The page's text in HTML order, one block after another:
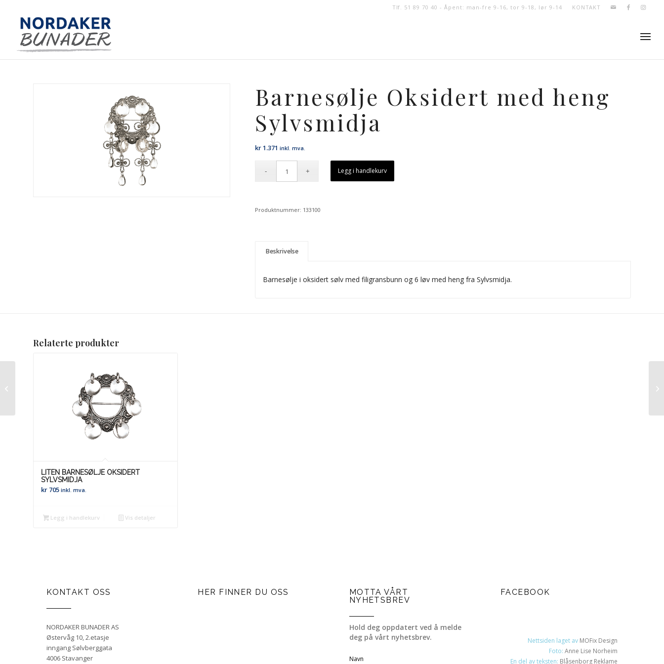
KONTAKT
Tlf. 51 89 70 40 - Åpent: man-fre 9-16, tor 9-18, lør 9-14
Barnesølje Oksidert med heng
Sylvsmidja
kr1.371 inkl. mva.
Legg i handlekurv
Produktnummer: 133100
Beskrivelse
Barnesølje i oksidert sølv med filigransbunn og 6 løv med heng fra Sylvsmidja.
Relaterte produkter
LITEN BARNESØLJE OKSIDERT
SYLVSMIDJA
kr 705 inkl. mva.
Legg i handlekurv Vis detaljer
KONTAKT OSS
NORDAKER BUNADER AS
Østervåg 10, 2.etasje
inngang Sølvberggata
4006 Stavanger
HER FINNER DU OSS
MOTTA VÅRT
NYHETSBREV
Hold deg oppdatert ved å melde
deg på vårt nyhetsbrev.
Navn
FACEBOOK
Nettsiden laget av MOFix Design
Foto: Anne Lise Norheim
En del av teksten: Blåsenborg Reklame
Oksidert til skinnbelte